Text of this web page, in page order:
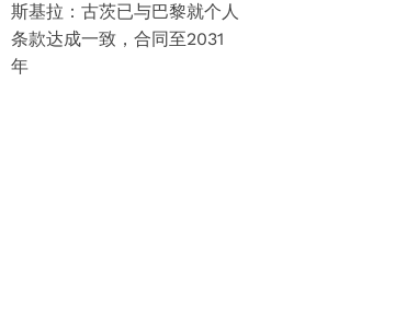
斯基拉：古茨已与巴黎就个人
条款达成一致，合同至2031
年